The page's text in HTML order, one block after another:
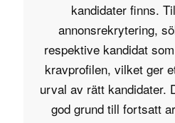
kandidater finns.
annonsrekrytering,
respektive kandidat
kravprofilen, vilket ger
urval av rätt kandidater.
god grund till fortsatt